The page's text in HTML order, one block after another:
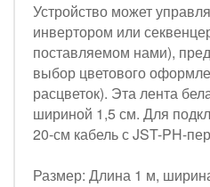
Устройство может
инвертором или
поставляемом нами),
выбор цветового
расцветок). Эта лента
шириной 1,5 см. Для
20-см кабель с JST-PH-
Размер: Длина 1 м,